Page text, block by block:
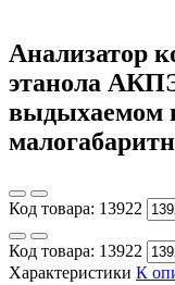
Анализатор
этанола
выдыхаемом
Код товара: 13922
Код товара: 13922
Характеристики К